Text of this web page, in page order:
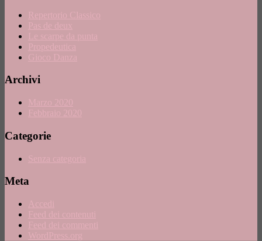
Repertorio Classico
Pas de deux
Le scarpe da punta
Propedeutica
Gioco Danza
Archivi
Marzo 2020
Febbraio 2020
Categorie
Senza categoria
Meta
Accedi
Feed dei contenuti
Feed dei commenti
WordPress.org